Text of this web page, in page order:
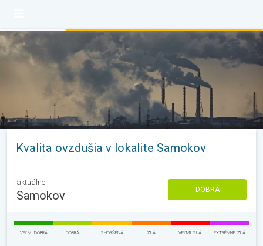
Kvalita ovzdušia v lokalite Samokov
aktuálne
Samokov DOBRÁ
VEĽMI DOBRÁ DOBRÁ ZHORŠENÁ ZLÁ VEĽMI ZLÁ EXTRÉMNE ZLÁ